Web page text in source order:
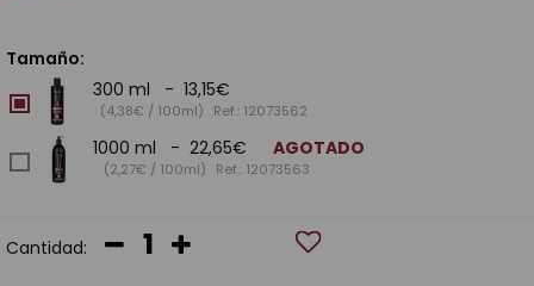
Tamaño:
300 ml - 13,15€
(4,38€ / 100ml) Ref.: 12073562
1000 ml - 22,65€ AGOTADO
(2,27€ / 100ml) Ref.: 12073563
Cantidad: